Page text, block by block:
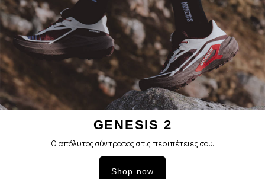
GENESIS 2
Ο απόλυτος σύντροφος στις περιπέτειες σoυ.
Shop now